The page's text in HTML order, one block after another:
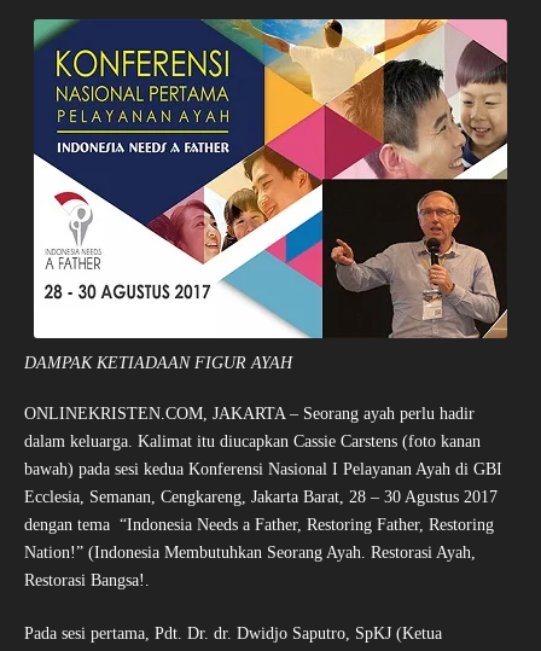
DAMPAK KETIADAAN FIGUR AYAH
ONLINEKRISTEN.COM, JAKARTA – Seorang ayah perlu hadir
dalam keluarga. Kalimat itu diucapkan Cassie Carstens (foto kanan
bawah) pada sesi kedua Konferensi Nasional I Pelayanan Ayah di GBI
Ecclesia, Semanan, Cengkareng, Jakarta Barat, 28 – 30 Agustus 2017
dengan tema “Indonesia Needs a Father, Restoring Father, Restoring
Nation!” (Indonesia Membutuhkan Seorang Ayah. Restorasi Ayah,
Restorasi Bangsa!.
Pada sesi pertama, Pdt. Dr. dr. Dwidjo Saputro, SpKJ (Ketua